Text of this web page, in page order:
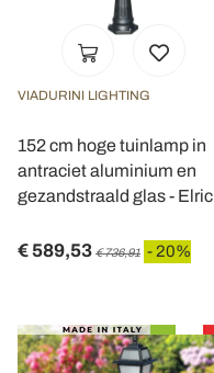
VIADURINI LIGHTING
152 cm hoge tuinlamp in
antraciet aluminium en
gezandstraald glas - Elric
€ 589,53 € 736,91 - 20%